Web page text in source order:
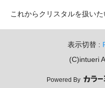
これからクリスタルを扱い
表示切替 :
(C)intueri
Powered By